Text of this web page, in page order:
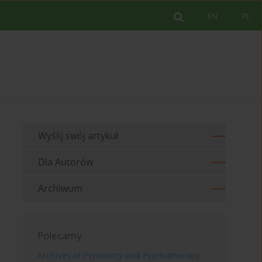
PL
EN
Wyślij swój artykuł
Dla Autorów
Archiwum
Polecamy
Archives of Psychiatry and Psychotherapy